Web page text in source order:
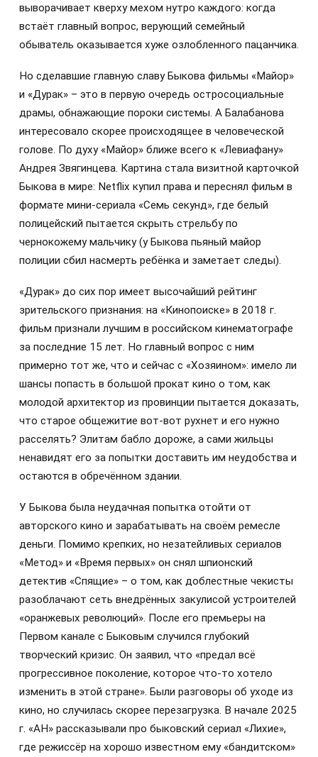
выворачивает кверху мехом нутро каждого: когда
встаёт главный вопрос, верующий семейный
обыватель оказывается хуже озлобленного пацанчика.
Но сделавшие главную славу Быкова фильмы «Майор»
и «Дурак» – это в первую очередь остросоциальные
драмы, обнажающие пороки системы. А Балабанова
интересовало скорее происходящее в человеческой
голове. По духу «Майор» ближе всего к «Левиафану»
Андрея Звягинцева. Картина стала визитной карточкой
Быкова в мире: Netflix купил права и переснял фильм в
формате мини-сериала «Семь секунд», где белый
полицейский пытается скрыть стрельбу по
чернокожему мальчику (у Быкова пьяный майор
полиции сбил насмерть ребёнка и заметает следы).
«Дурак» до сих пор имеет высочайший рейтинг
зрительского признания: на «Кинопоиске» в 2018 г.
фильм признали лучшим в российском кинематографе
за последние 15 лет. Но главный вопрос с ним
примерно тот же, что и сейчас с «Хозяином»: имело ли
шансы попасть в большой прокат кино о том, как
молодой архитектор из провинции пытается доказать,
что старое общежитие вот-вот рухнет и его нужно
расселять? Элитам бабло дороже, а сами жильцы
ненавидят его за попытки доставить им неудобства и
остаются в обречённом здании.
У Быкова была неудачная попытка отойти от
авторского кино и зарабатывать на своём ремесле
деньги. Помимо крепких, но незатейливых сериалов
«Метод» и «Время первых» он снял шпионский
детектив «Спящие» – о том, как доблестные чекисты
разоблачают сеть внедрённых закулисой устроителей
«оранжевых революций». После его премьеры на
Первом канале с Быковым случился глубокий
творческий кризис. Он заявил, что «предал всё
прогрессивное поколение, которое что-то хотело
изменить в этой стране». Были разговоры об уходе из
кино, но случилась скорее перезагрузка. В начале 2025
г. «АН» рассказывали про быковский сериал «Лихие»,
где режиссёр на хорошо известном ему «бандитском»